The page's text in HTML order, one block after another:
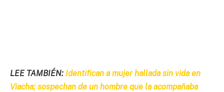
LEE TAMBIÉN: Identifican a mujer hallada sin vida en
Viacha; sospechan de un hombre que la acompañaba